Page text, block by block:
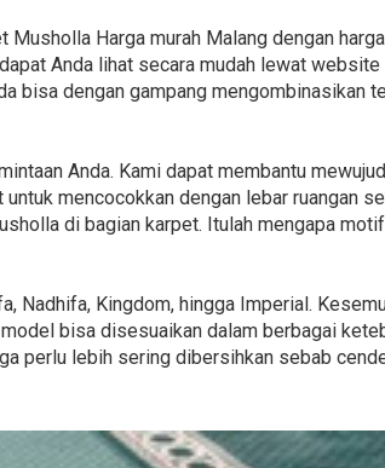
Harga murah Malang dengan
Anda lihat secara mudah lewat website
bisa dengan gampang mengombinasikan
Anda. Kami dapat membantu
mencocokkan dengan lebar ruangan
di bagian karpet. Itulah mengapa
Nadhifa, Kingdom, hingga Imperial.
bisa disesuaikan dalam berbagai
perlu lebih sering dibersihkan sebab